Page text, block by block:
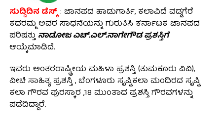
ಸುದ್ದಿದಿನ ಡೆಸ್ಕ್: ಜಾನಪದ ಹಾಡುಗಾರ್ತಿ, ಕಲಾವಿದೆ ವಡ್ಡಗೆರೆ
ಕದರಮ್ಮ ಅವರ ಸಾಧನೆಯನ್ನು ಗುರುತಿಸಿ ಕರ್ನಾಟಕ ಜಾನಪದ
ಪರಿಷತ್ತುನಾಡೋಜ ಎಚ್.ಎಲ್.ನಾಗೇಗೌಡ ಪ್ರಶಸ್ತಿಗೆ
ಆಯ್ಕೆಮಾಡಿದೆ.
ಇವರು ಅಂತರರಾಷ್ಟ್ರೀಯ ಮಹಿಳಾ ಪ್ರಶಸ್ತಿ (ತುಮಕೂರು ವಿವಿ),
ವೀಚಿ ಸಾಹಿತ್ಯ ಪ್ರಶಸ್ತಿ , ಬೆಂಗಳೂರು ಸೃಷ್ಟಿಕಲಾ ಮಂದಿರದ ಸೃಷ್ಟಿ
ಕಲಾ ಗೌರವ ಪುರಸ್ಕಾರ ,18 ಮುಂತಾದ ಪ್ರಶಸ್ತಿ ಗೌರವಗಳನ್ನು
ಪಡೆದಿದ್ದಾರೆ.